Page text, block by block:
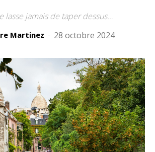
lasse jamais de taper dessus…
Martinez - 28 octobre 2024